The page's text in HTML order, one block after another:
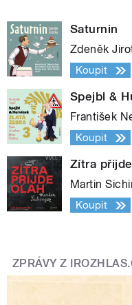
Saturnin
Zdeněk
Koupit
Spejbl &
František
Koupit
Zítra
Martin
Koupit
ZPRÁVY Z